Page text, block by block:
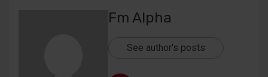
Fm Alpha
See author's posts